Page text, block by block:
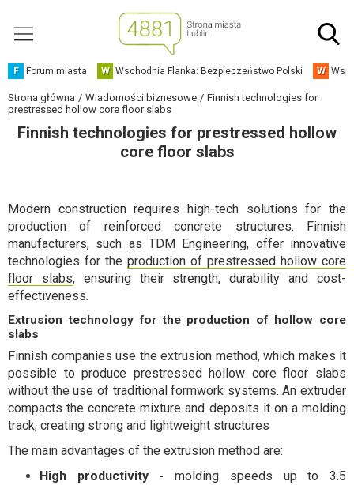
F Forum miasta W Wschodnia Flanka: Bezpieczeństwo Polski W
Strona główna Wiadomości biznesowe
Finnish technologies for
prestressed hollow core floor slabs
Finnish technologies for prestressed hollow
core floor slabs
Modern construction requires high-tech solutions for the
production of reinforced concrete structures. Finnish
manufacturers, such as TDM Engineering, offer innovative
technologies for the production of prestressed hollow core
floor slabs, ensuring their strength, durability and cost-
effectiveness.
Extrusion technology for the production of hollow core
slabs
Finnish companies use the extrusion method, which makes it
possible to produce prestressed hollow core floor slabs
without the use of traditional formwork systems. An extruder
compacts the concrete mixture and deposits it on a molding
track, creating strong and lightweight structures
The main advantages of the extrusion method are:
High productivity - molding speeds up to 3.5